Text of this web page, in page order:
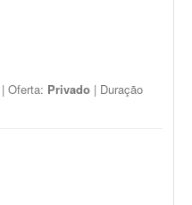
| Oferta: Privado | Duração